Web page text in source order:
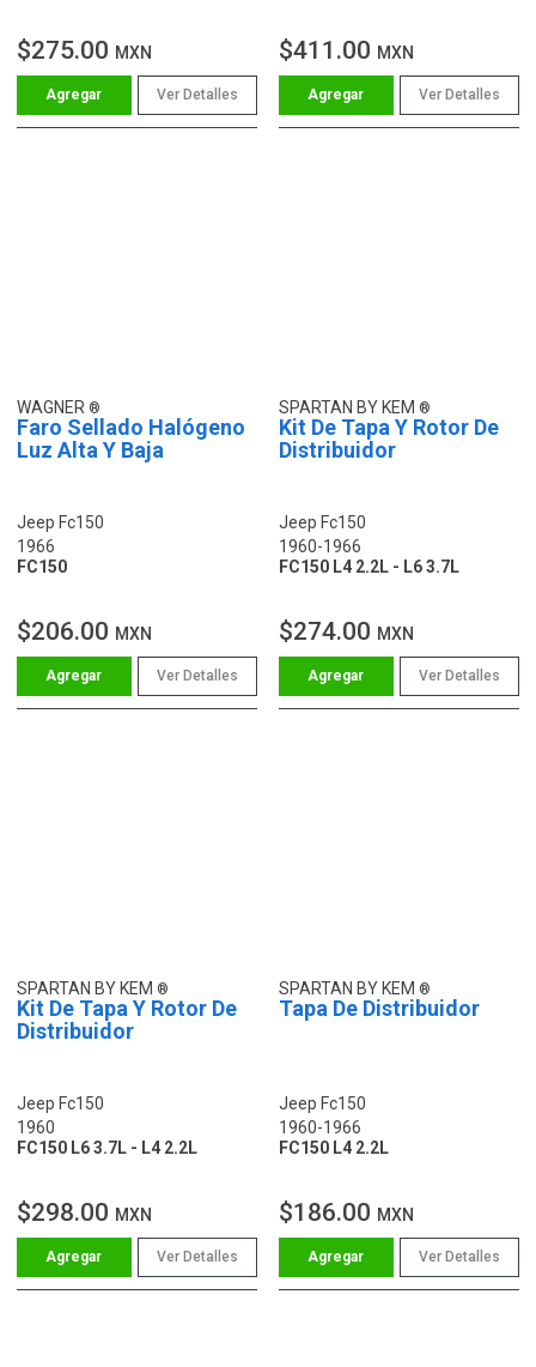
$275.00 MXN
Ver Detalles
$411.00 MXN
Ver Detalles
WAGNER
Faro Sellado Halógeno
Luz Alta Y Baja
Jeep Fc150
1966
FC150
$206.00 MXN
Ver Detalles
SPARTAN BY KEM
Kit De Tapa Y Rotor De
Distribuidor
Jeep Fc150
1960-1966
FC150 L4 2.2L - L6 3.7L
$274.00 MXN
Ver Detalles
SPARTAN BY KEM
Kit De Tapa Y Rotor De
Distribuidor
Jeep Fc150
1960
FC150 L6 3.7L - L4 2.2L
$298.00 MXN
Ver Detalles
SPARTAN BY KEM
Tapa De Distribuidor
Jeep Fc150
1960-1966
FC150 L4 2.2L
$186.00 MXN
Ver Detalles